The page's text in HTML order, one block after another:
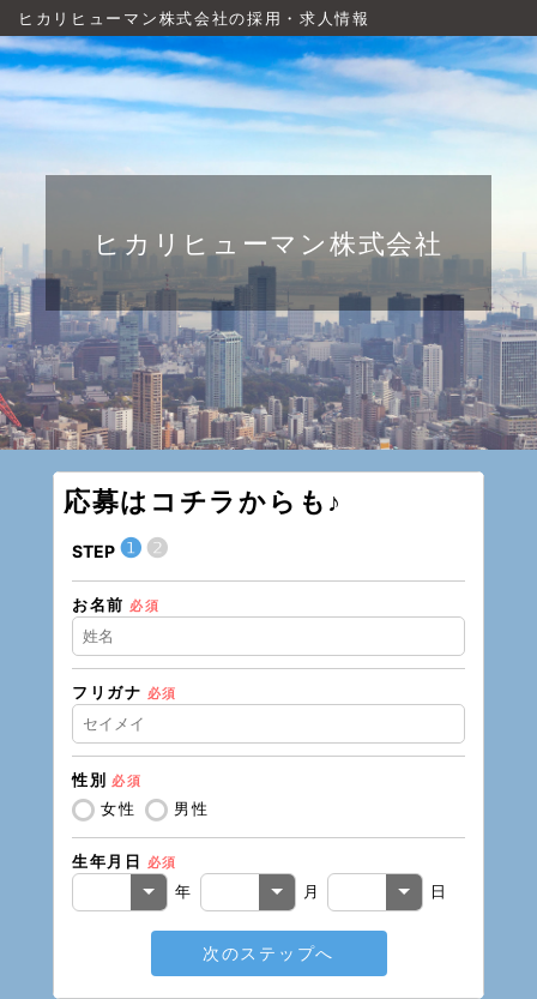
ヒカリヒューマン株式会社の採用・求人情報
ヒカリヒューマン株式会社
応募はコチラからも♪
STEP ❶❷
お名前 必須
フリガナ 必須
性別 必須
女性 男性
生年月日 必須
年 月 日
次のステップへ